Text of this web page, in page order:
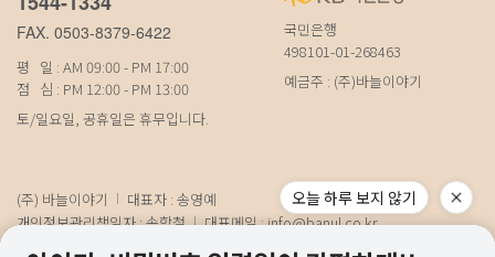
FAX. 0503-8379-6422
평 일 : AM 09:00 - PM 17:00
점 심 : PM 12:00 - PM 13:00
토/일요일, 공휴일은 휴무입니다.
국민은행
498101-01-268463
예금주 : (주)바늘이야기
(주) 바늘이야기
대표자 : 송영예
개인정보관리책임자 : 송학철
대표메일 :info@banul.co.kr
오늘 하루 보지 않기